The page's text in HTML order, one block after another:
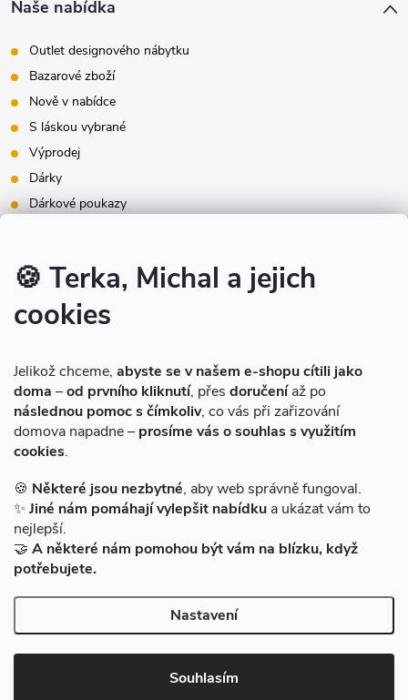
🍪 Terka, Michal a jejich
cookies
Jelikož chceme, abyste se v našem e-shopu cítili jako
doma –od prvního kliknutí, přes doručeníaž po
následnou pomoc s čímkoliv, co vás při zařizování
domova napadne – prosíme vás o souhlas s využitím
cookies.
🍪 Některé jsou nezbytné, aby web správně fungoval.
✨ Jiné nám pomáhají vylepšit nabídku a ukázat vám to
nejlepší.
🤝 A některé nám pomohou být vám na blízku, když
potřebujete.
Nastavení
Souhlasím
Naše nabídka
Outlet designového nábytku
Bazarové zboží
Nově v nabídce
S láskou vybrané
Výprodej
Dárky
Dárkové poukazy
Instagram
Facebook
Zprovozněný e-shop na Shoptetu máme od DF
Copyright 2026BAZARMS-HK. Všechna práva vyhrazena.